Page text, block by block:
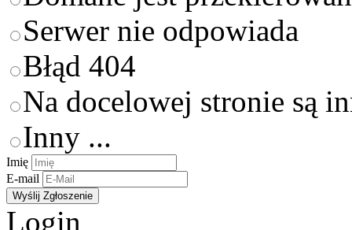
Serwer nie odpowiada
Błąd 404
Na docelowej stronie są
Inny ...
Imię
E-mail
Login